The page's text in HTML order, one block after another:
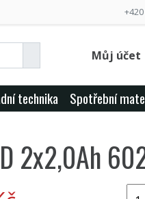
Můj účet
technika Spotřební
2x2,0Ah